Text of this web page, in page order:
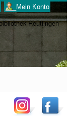
___Mein Konto